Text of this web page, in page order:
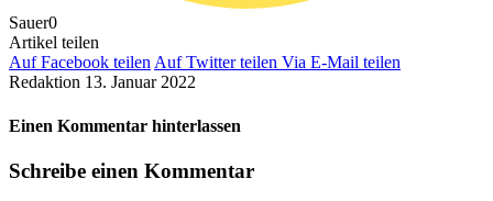
Sauer0
Artikel teilen
Auf Facebook teilen Auf Twitter teilen Via E-Mail teilen
Redaktion 13. Januar 2022
Einen Kommentar hinterlassen
Schreibe einen Kommentar